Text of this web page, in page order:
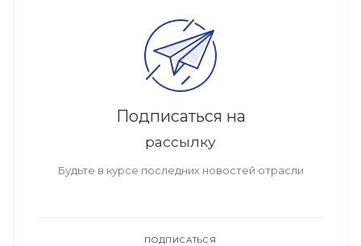
Подписаться на
рассылку
Будьте в курсе последних новостей отрасли
ПОДПИСАТЬСЯ